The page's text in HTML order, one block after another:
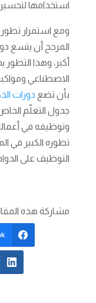
استخدامها
ومع استمرار تطور
المرجح أن يتسع
أكبر، وهذا
الاصطناعي
بأن تضع دورات
جدول التعلّم
وتوظيفه في
تطوره الكبير في
التوظيف على
مشاركة هذه